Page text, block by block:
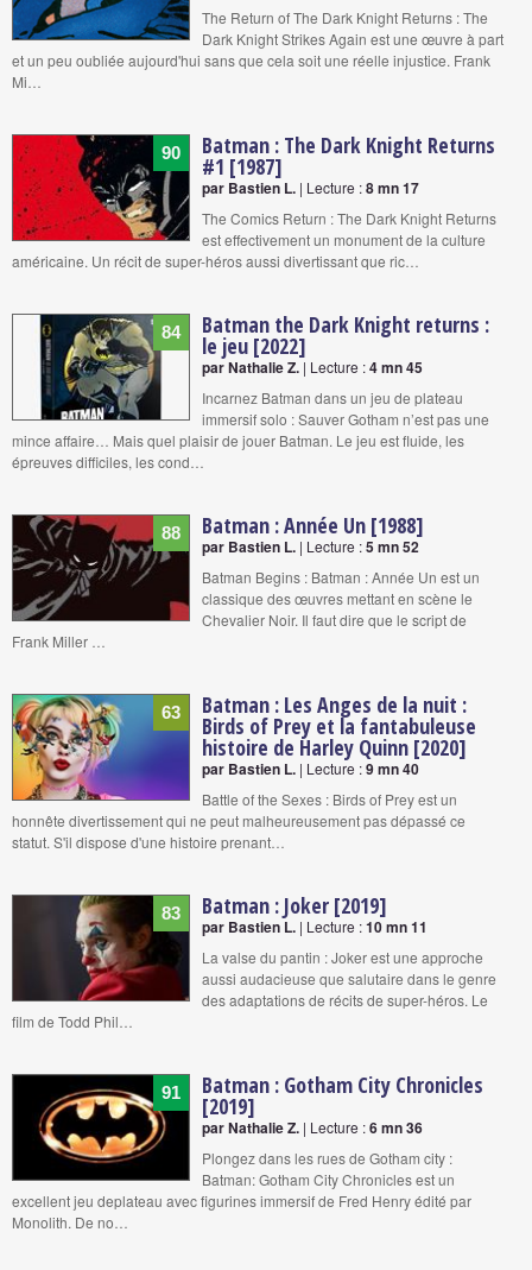
The Return of The Dark Knight Returns : The
Dark Knight Strikes Again est une œuvre à part
et un peu oubliée aujourd'hui sans que cela soit une réelle injustice. Frank
Mi…
90 Batman : The Dark Knight Returns
#1 [1987]
par Bastien L. | Lecture :8 mn 17
The Comics Return : The Dark Knight Returns
est effectivement un monument de la culture
américaine. Un récit de super-héros aussi divertissant que ric…
84 Batman the Dark Knight returns :
le jeu [2022]
par Nathalie Z. | Lecture :4 mn 45
Incarnez Batman dans un jeu de plateau
immersif solo : Sauver Gotham n’est pas une
mince affaire… Mais quel plaisir de jouer Batman. Le jeu est fluide, les
épreuves difficiles, les cond…
88 Batman : Année Un [1988]
par Bastien L. | Lecture :5 mn 52
Batman Begins : Batman : Année Un est un
classique des œuvres mettant en scène le
Chevalier Noir. Il faut dire que le script de
Frank Miller …
63 Batman : Les Anges de la nuit :
Birds of Prey et la fantabuleuse
histoire de Harley Quinn [2020]
par Bastien L. | Lecture :9 mn 40
Battle of the Sexes : Birds of Prey est un
honnête divertissement qui ne peut malheureusement pas dépassé ce
statut. S'il dispose d'une histoire prenant…
83 Batman : Joker [2019]
par Bastien L. | Lecture :10 mn 11
La valse du pantin : Joker est une approche
aussi audacieuse que salutaire dans le genre
des adaptations de récits de super-héros. Le
film de Todd Phil…
91 Batman : Gotham City Chronicles
[2019]
par Nathalie Z. | Lecture :6 mn 36
Plongez dans les rues de Gotham city :
Batman: Gotham City Chronicles est un
excellent jeu deplateau avec figurines immersif de Fred Henry édité par
Monolith. De no…